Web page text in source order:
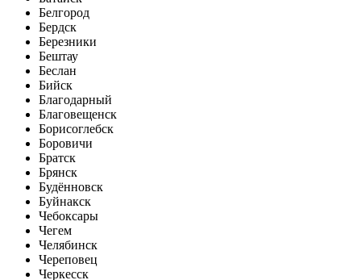
Белгород
Бердск
Березники
Бештау
Беслан
Бийск
Благодарный
Благовещенск
Борисоглебск
Боровичи
Братск
Брянск
Будённовск
Буйнакск
Чебоксары
Чегем
Челябинск
Череповец
Черкесск